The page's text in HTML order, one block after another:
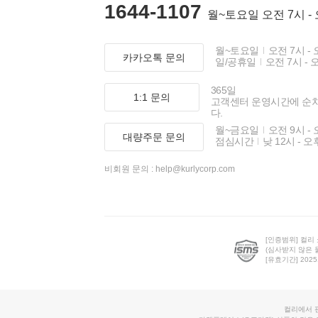
1644-1107 월~토요일 오전 7시 -
카카오톡 문의
월~토요일
오전 7시 -
일/공휴일
오전 7시 -
1:1 문의
365일
고객센터 운영시간에 순
다.
대량주문 문의
월~금요일
오전 9시 -
점심시간
낮 12시 - 오
비회원 문의 : help@kurlycorp.com
[인증범위] 컬리
(심사받지 않은
[유효기간]
컬리에서